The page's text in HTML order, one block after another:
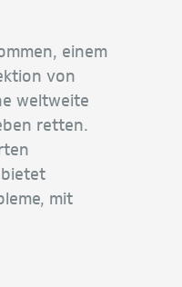
einem
von
weltweite
retten.
mit